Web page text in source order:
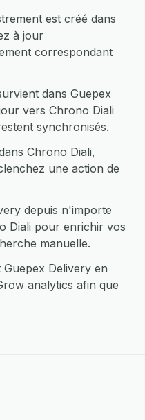
est créé dans
à jour
correspondant
dans Guepex
vers Chrono Diali
synchronisés.
Chrono Diali,
une action de
depuis n'importe
Diali pour enrichir vos
manuelle.
Delivery en
analytics afin que